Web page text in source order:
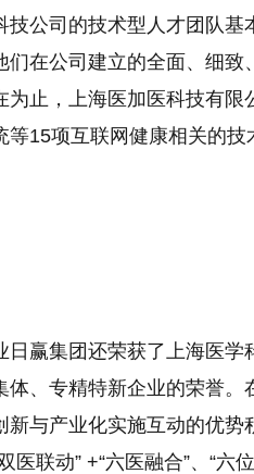
公司的技术型人才团队基
在公司建立的全面、细致
止，上海医加医科技有限
15项互联网健康相关的技
赢集团还荣获了上海医学
、专精特新企业的荣誉。
与产业化实施互动的优势
联动” +“六医融合”、“六